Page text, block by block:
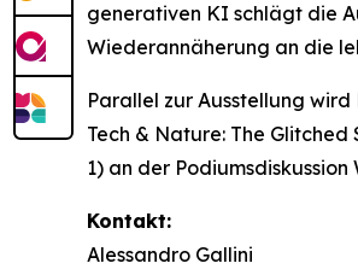
generativen KI schlägt die
Wiederannäherung an die
Parallel zur Ausstellung wird
Tech & Nature: The Glitched
1) an der Podiumsdiskussion
Kontakt:
Alessandro Gallini